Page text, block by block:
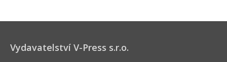
Vydavatelství V-Press s.r.o.